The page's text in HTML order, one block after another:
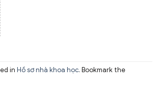
in Hồ sơ nhà khoa học. Bookmark the